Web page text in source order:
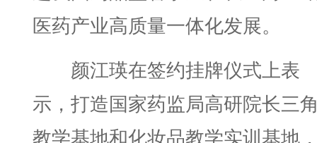
医药产业高质量一体化发展。
颜江瑛在签约挂牌仪式上表
示，打造国家药监局高研院长三
教学基地和化妆品教学实训基地